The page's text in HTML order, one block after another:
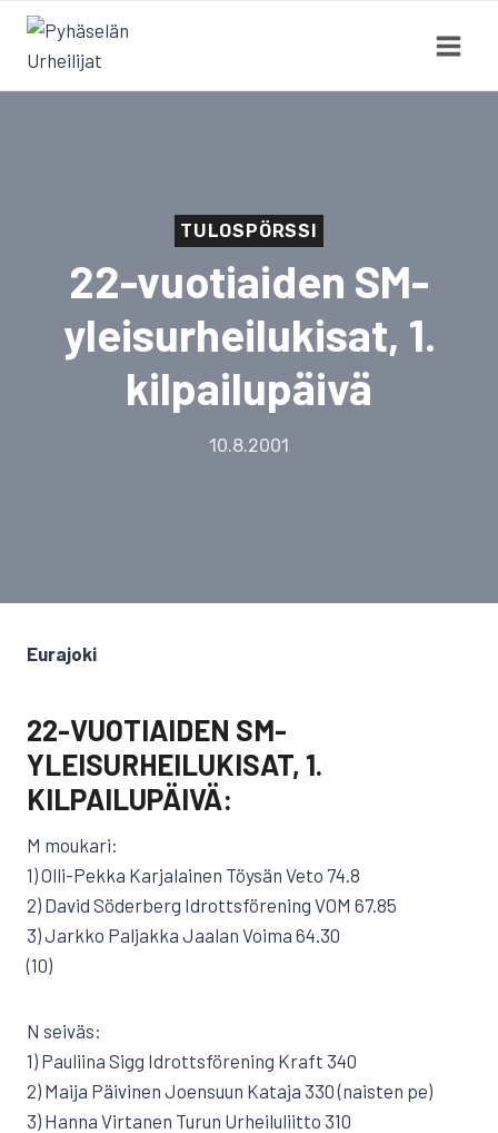
Siirry
sisältöön
TULOSPÖRSSI
22-vuotiaiden SM-
yleisurheilukisat, 1.
kilpailupäivä
10.8.2001
Eurajoki
22-VUOTIAIDEN SM-
YLEISURHEILUKISAT, 1.
KILPAILUPÄIVÄ:
M moukari:
1) Olli-Pekka Karjalainen Töysän Veto 74.8
2) David Söderberg Idrottsförening VOM 67.85
3) Jarkko Paljakka Jaalan Voima 64.30
(10)
N seiväs:
1) Pauliina Sigg Idrottsförening Kraft 340
2) Maija Päivinen Joensuun Kataja 330 (naisten pe)
3) Hanna Virtanen Turun Urheiluliitto 310